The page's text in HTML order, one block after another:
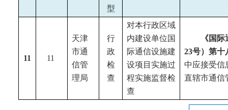
型
11 11
天津
市通
信管
理局
行
政
检
查
对本行政区域
内建设单位国
际通信设施建
设项目实施过
程实施监督检
查
《国
23号）第十
中应接受信
直辖市通信